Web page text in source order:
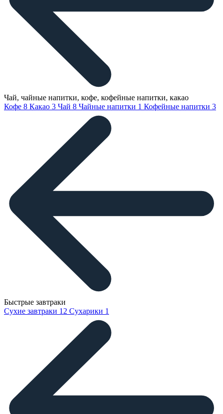
Чай, чайные напитки, кофе, кофейные напитки, какао
Кофе 8 Какао 3 Чай 8 Чайные напитки 1 Кофейные напитки 3
Быстрые завтраки
Сухие завтраки 12 Сухарики 1